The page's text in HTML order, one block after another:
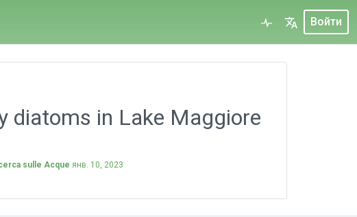
Войти
diatoms in Lake Maggiore
sulle Acque янв. 10, 2023